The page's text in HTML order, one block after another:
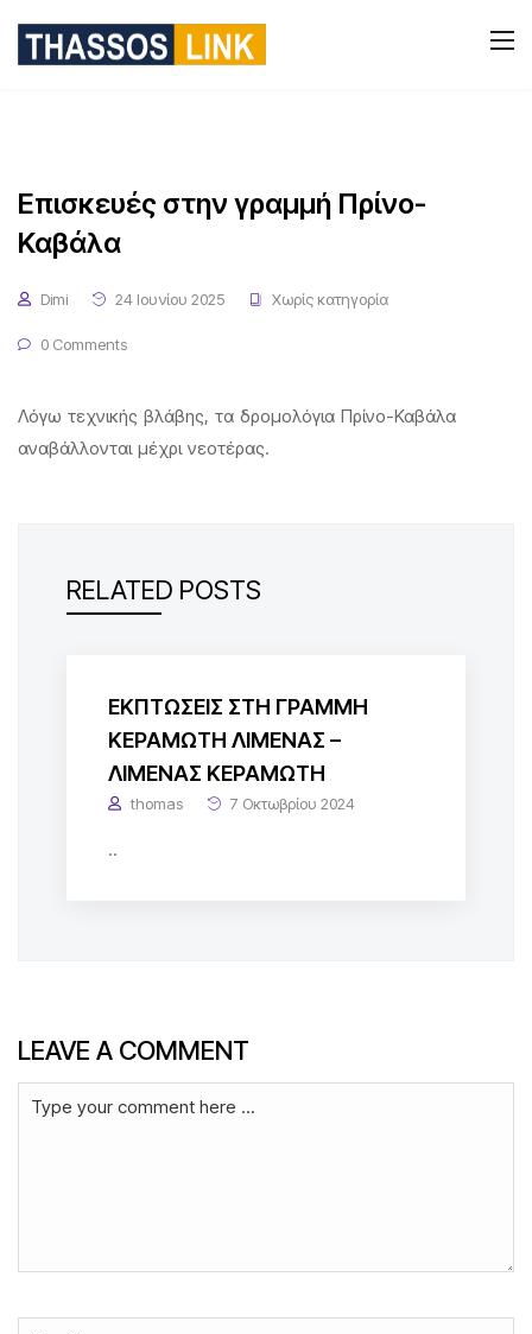
Επισκευές στην γραμμή Πρίνο-
Καβάλα
Dimi 24 Ιουνίου 2025 Χωρίς κατηγορία
0 Comments
Λόγω τεχνικής βλάβης, τα δρομολόγια Πρίνο-Καβάλα
αναβάλλονται μέχρι νεοτέρας.
RELATED POSTS
ΕΚΠΤΩΣΕΙΣ ΣΤΗ ΓΡΑΜΜΗ
ΚΕΡΑΜΩΤΗ ΛΙΜΕΝΑΣ –
ΛΙΜΕΝΑΣ ΚΕΡΑΜΩΤΗ
thomas 7 Οκτωβρίου 2024
..
LEAVE A COMMENT